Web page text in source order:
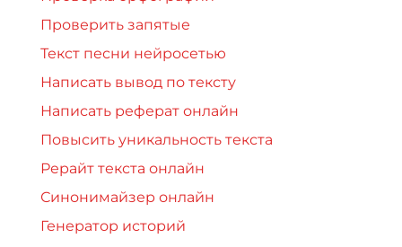
Проверить запятые
Текст песни нейросетью
Написать вывод по тексту
Написать реферат онлайн
Повысить уникальность текста
Рерайт текста онлайн
Синонимайзер онлайн
Генератор историй